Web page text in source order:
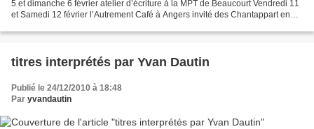
5 et dimanche 6 février atelier d’écriture à la MPT de Beaucourt Vendredi 11
et Samedi 12 février l’Autrement Café à Angers invité des Chantappart en
titres interprétés par Yvan Dautin
Publié le 24/12/2010 à 18:48
Par yvandautin